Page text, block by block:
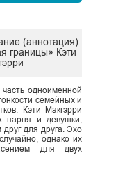
(аннотация)
границы» Кэти
одноименной
семейных и
Кэти Макгэрри
парня и девушки,
для друга. Эхо
однако их
для двух